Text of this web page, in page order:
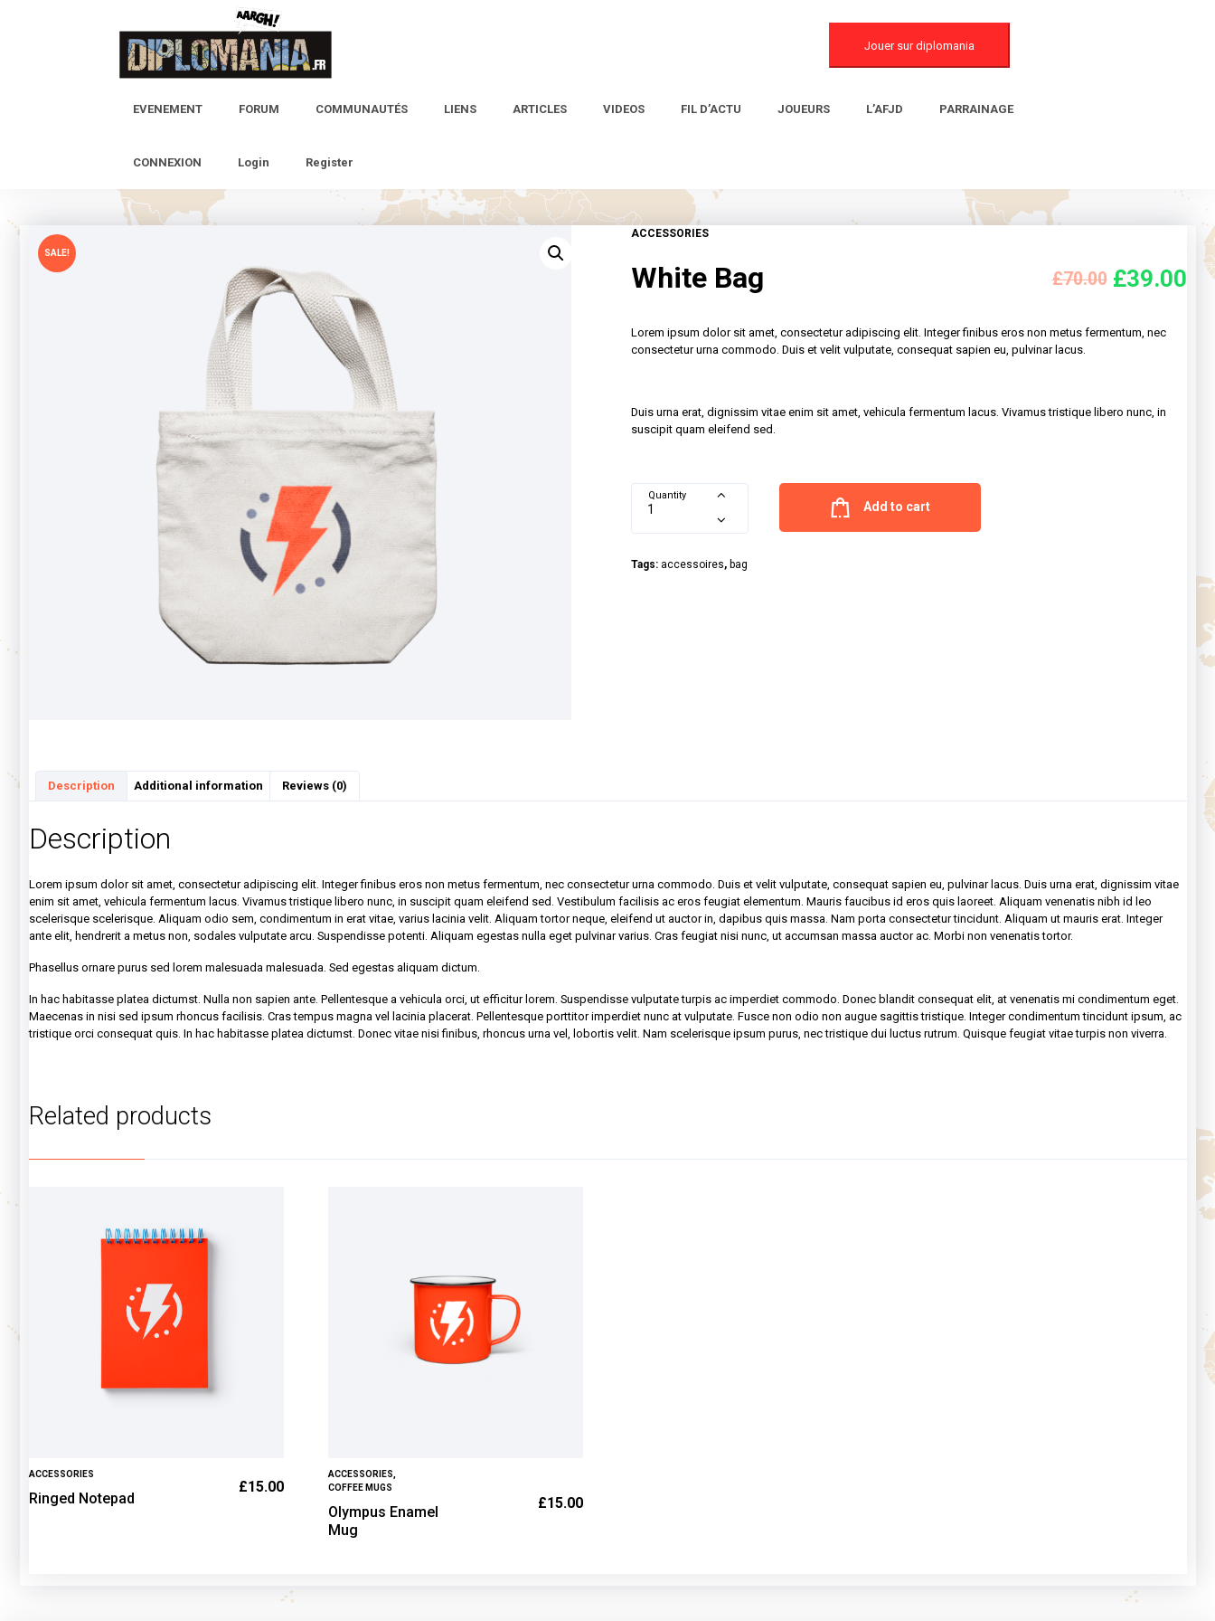
Jouer sur diplomania
EVENEMENT FORUM COMMUNAUTÉS LIENS ARTICLES VIDEOS FIL D’ACTU JOUEURS L’AFJD PARRAINAGE
CONNEXION Login Register
SALE!
ACCESSORIES
White Bag £70.00 £39.00
Lorem ipsum dolor sit amet, consectetur adipiscing elit. Integer finibus eros non metus fermentum, nec
consectetur urna commodo. Duis et velit vulputate, consequat sapien eu, pulvinar lacus.
Duis urna erat, dignissim vitae enim sit amet, vehicula fermentum lacus. Vivamus tristique libero nunc, in
suscipit quam eleifend sed.
Quantity
Add to cart
Tags: accessoires, bag
Description Additional information Reviews (0)
Description
Lorem ipsum dolor sit amet, consectetur adipiscing elit. Integer finibus eros non metus fermentum, nec consectetur urna commodo. Duis et velit vulputate, consequat sapien eu, pulvinar lacus. Duis urna erat, dignissim vitae
enim sit amet, vehicula fermentum lacus. Vivamus tristique libero nunc, in suscipit quam eleifend sed. Vestibulum facilisis ac eros feugiat elementum. Mauris faucibus id eros quis laoreet. Aliquam venenatis nibh id leo
scelerisque scelerisque. Aliquam odio sem, condimentum in erat vitae, varius lacinia velit. Aliquam tortor neque, eleifend ut auctor in, dapibus quis massa. Nam porta consectetur tincidunt. Aliquam ut mauris erat. Integer
ante elit, hendrerit a metus non, sodales vulputate arcu. Suspendisse potenti. Aliquam egestas nulla eget pulvinar varius. Cras feugiat nisi nunc, ut accumsan massa auctor ac. Morbi non venenatis tortor.
Phasellus ornare purus sed lorem malesuada malesuada. Sed egestas aliquam dictum.
In hac habitasse platea dictumst. Nulla non sapien ante. Pellentesque a vehicula orci, ut efficitur lorem. Suspendisse vulputate turpis ac imperdiet commodo. Donec blandit consequat elit, at venenatis mi condimentum eget.
Maecenas in nisi sed ipsum rhoncus facilisis. Cras tempus magna vel lacinia placerat. Pellentesque porttitor imperdiet nunc at vulputate. Fusce non odio non augue sagittis tristique. Integer condimentum tincidunt ipsum, ac
tristique orci consequat quis. In hac habitasse platea dictumst. Donec vitae nisi finibus, rhoncus urna vel, lobortis velit. Nam scelerisque ipsum purus, nec tristique dui luctus rutrum. Quisque feugiat vitae turpis non viverra.
Related products
ACCESSORIES
Ringed Notepad
£15.00
ACCESSORIES
COFFEE MUGS
Olympus Enamel
Mug
£15.00